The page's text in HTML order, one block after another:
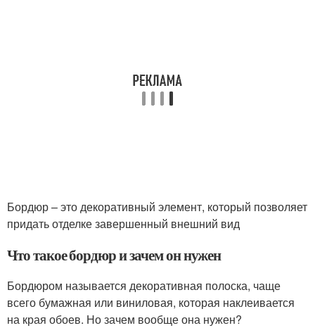
Бордюр – это декоративный элемент, который позволяет
придать отделке завершенный внешний вид
Что такое бордюр и зачем он нужен
Бордюром называется декоративная полоска, чаще
всего бумажная или виниловая, которая наклеивается
на края обоев. Но зачем вообще она нужен?